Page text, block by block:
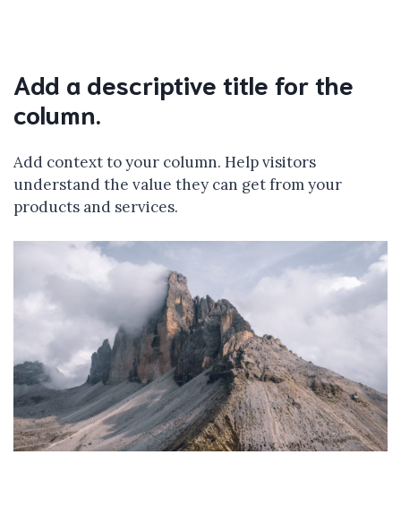
Add a descriptive title for the
column.
Add context to your column. Help visitors
understand the value they can get from your
products and services.